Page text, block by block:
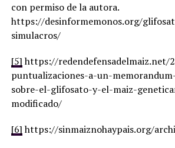
con permiso de la autora.
https://desinformemonos.org/
simulacros/
[5]https://redendefensadelmaiz.net/
puntualizaciones-a-un-
sobre-el-glifosato-y-el-maiz-
modificado/
[6]https://sinmaiznohaypais.org/